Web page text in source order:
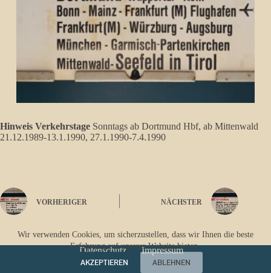
Wir verwenden Cookies, um sicherzustellen, dass wir Ihnen die beste
Erfahrung auf unserer Website bieten.
AKZEPTIEREN
ABLEHNEN
Hinweis Verkehrstage Sonntags ab Dortmund Hbf, ab Mittenwald
21.12.1989-13.1.1990, 27.1.1990-7.4.1990
VORHERIGER NÄCHSTER
Datenschutz Impressum